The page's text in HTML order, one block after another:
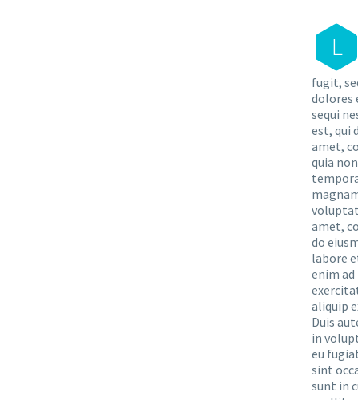
L
fugit,
dolores
sequi
est, qui
amet,
quia
amet,
do
labore
enim
aliquip
Duis
in
eu
sint
sunt in